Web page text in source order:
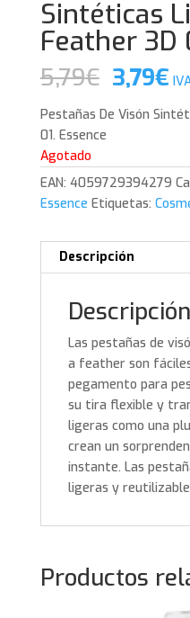
Sintéticas
Feather 3D
5,79€ El
precio
5,79€.
3,79€El
Pestañas De Visón
01. Essence
Agotado
EAN: 4059729394279
Essence Etiquetas:
Descripción
Descripción
Las pestañas de
a feather son
pegamento para
su tira flexible y
ligeras como una
crean un
instante. Las
ligeras y
Productos